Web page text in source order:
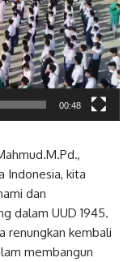
00:48
Indonesia, kita
dan
dalam UUD 1945.
renungkan kembali
membangun